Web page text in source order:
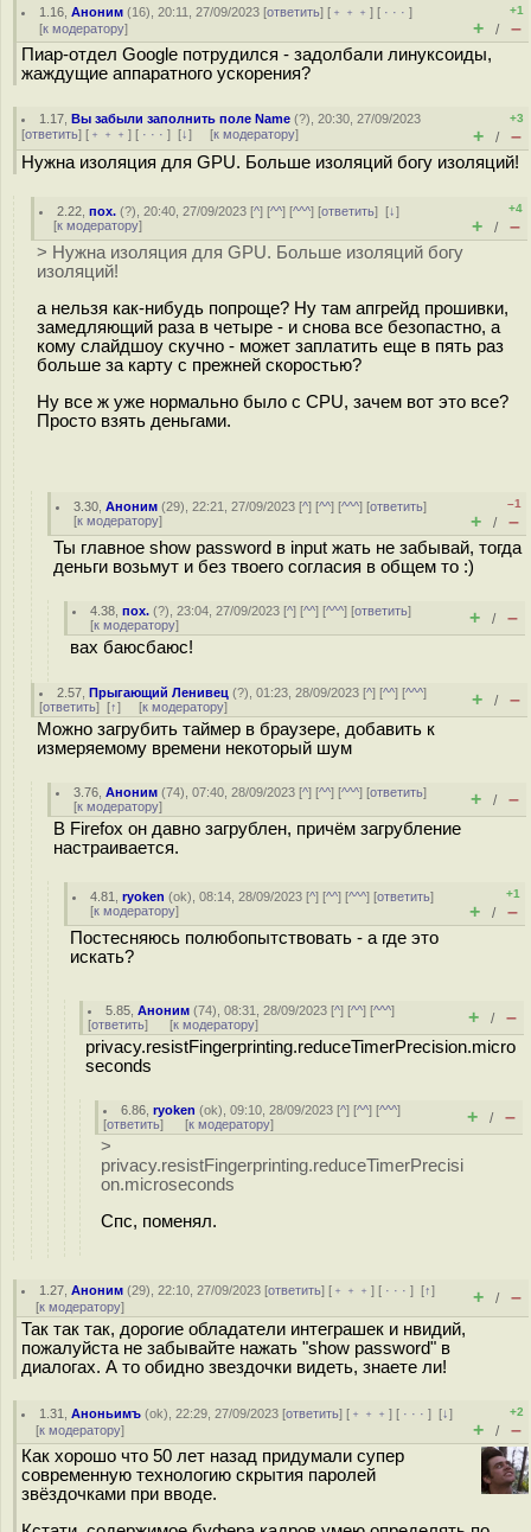
1.16 ,Аноним (16), 20:11, 27/09/2023 [ответить] [ ﹢﹢﹢] [ · · ·]
[к модератору]
+1
+ / –
Пиар-отдел Google потрудился - задолбали линуксоиды,
жаждущие аппаратного ускорения?
1.17 ,Вы забыли заполнить поле Name (?), 20:30, 27/09/2023
[ответить] [ ﹢﹢﹢ ] [ · · · ] [↓] [к модератору]
+3
+ / –
Нужна изоляция для GPU. Больше изоляций богу изоляций!
2.22 ,пох. (?), 20:40, 27/09/2023 [^] [^^] [^^^] [ответить][↓]
[к модератору]
+4
+ / –
> Нужна изоляция для GPU. Больше изоляций богу
изоляций!
а нельзя как-нибудь попроще? Ну там апгрейд прошивки,
замедляющий раза в четыре - и снова все безопастно, а
кому слайдшоу скучно - может заплатить еще в пять раз
больше за карту с прежней скоростью?
Ну все ж уже нормально было с CPU, зачем вот это все?
Просто взять деньгами.
3.30 ,Аноним (29), 22:21, 27/09/2023 [^] [^^] [^^^] [ответить]
[к модератору]
–1
+ / –
Ты главное show password в input жать не забывай, тогда
деньги возьмут и без твоего согласия в общем то :)
4.38 ,пох. (?), 23:04, 27/09/2023 [^] [^^] [^^^] [ответить]
[к модератору] + / –
вах баюсбаюс!
2.57 ,Прыгающий Ленивец (?), 01:23, 28/09/2023 [^] [^^] [^^^]
[ответить] [↑] [к модератору] + / –
Можно загрубить таймер в браузере, добавить к
измеряемому времени некоторый шум
3.76 ,Аноним (74), 07:40, 28/09/2023 [^] [^^] [^^^] [ответить]
[к модератору] + / –
В Firefox он давно загрублен, причём загрубление
настраивается.
4.81 ,ryoken (ok), 08:14, 28/09/2023 [^] [^^] [^^^] [ответить]
[к модератору]
+1
+ / –
Постесняюсь полюбопытствовать - а где это
искать?
5.85 ,Аноним (74), 08:31, 28/09/2023 [^] [^^] [^^^]
[ответить] [к модератору] + / –
privacy.resistFingerprinting.reduceTimerPrecision.micro
seconds
6.86 ,ryoken (ok), 09:10, 28/09/2023 [^] [^^] [^^^]
[ответить] [к модератору] + / –
>
privacy.resistFingerprinting.reduceTimerPrecisi
on.microseconds
Спс, поменял.
1.27 ,Аноним (29), 22:10, 27/09/2023 [ответить] [ ﹢﹢﹢] [ · · ·][↑]
[к модератору] + / –
Так так так, дорогие обладатели интеграшек и нвидий,
пожалуйста не забывайте нажать "show password" в
диалогах. А то обидно звездочки видеть, знаете ли!
1.31 ,Аноньимъ (ok), 22:29, 27/09/2023 [ответить] [ ﹢﹢﹢] [ · · ·][↓]
[к модератору]
+2
+ / –
Как хорошо что 50 лет назад придумали супер
современную технологию скрытия паролей
звёздочками при вводе.